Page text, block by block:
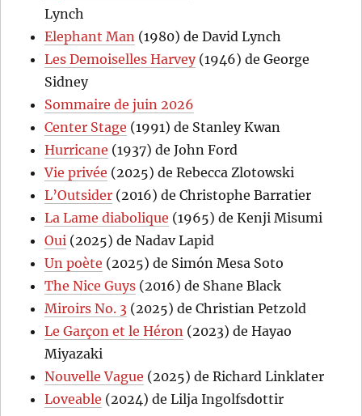
Lynch
Elephant Man (1980) de David Lynch
Les Demoiselles Harvey(1946) de George
Sidney
Sommaire de juin 2026
Center Stage (1991) de Stanley Kwan
Hurricane (1937) de John Ford
Vie privée (2025) de Rebecca Zlotowski
L’Outsider (2016) de Christophe Barratier
La Lame diabolique (1965) de Kenji Misumi
Oui (2025) de Nadav Lapid
Un poète (2025) de Simón Mesa Soto
The Nice Guys (2016) de Shane Black
Miroirs No. 3 (2025) de Christian Petzold
Le Garçon et le Héron (2023) de Hayao
Miyazaki
Nouvelle Vague (2025) de Richard Linklater
Loveable (2024) de Lilja Ingolfsdottir